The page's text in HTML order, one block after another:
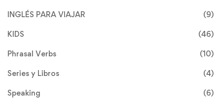
INGLÉS PARA VIAJAR (9)
KIDS (46)
Phrasal Verbs (10)
Series y Libros (4)
Speaking (6)